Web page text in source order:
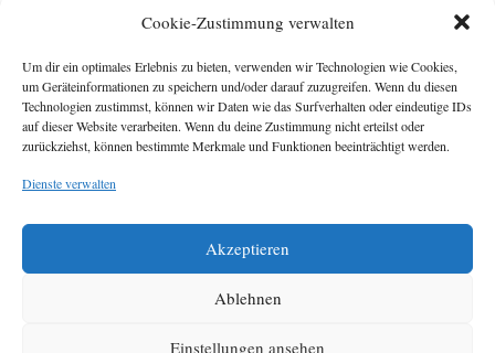
Cookie-Zustimmung verwalten
Um dir ein optimales Erlebnis zu bieten, verwenden wir Technologien wie Cookies,
um Geräteinformationen zu speichern und/oder darauf zuzugreifen. Wenn du diesen
Technologien zustimmst, können wir Daten wie das Surfverhalten oder eindeutige IDs
auf dieser Website verarbeiten. Wenn du deine Zustimmung nicht erteilst oder
zurückziehst, können bestimmte Merkmale und Funktionen beeinträchtigt werden.
Dienste verwalten
Akzeptieren
Ablehnen
Einstellungen ansehen
Impressum
Michael Baden,
Diese Webseite stellt
zehn Jahre der